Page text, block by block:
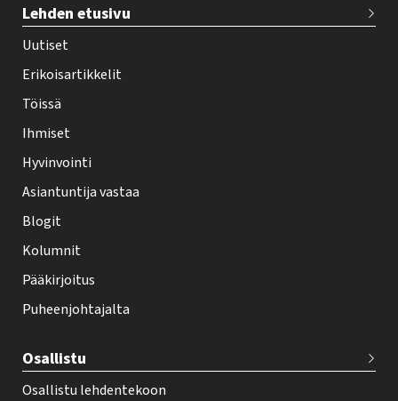
e
h
y
-
e
h
t
i
f
o
t
r
Lehden etusivu
Uutiset
Erikoisartikkelit
Töissä
Ihmiset
Hyvinvointi
Asiantuntija vastaa
Blogit
Kolumnit
Pääkirjoitus
Puheenjohtajalta
Osallistu
Osallistu lehdentekoon